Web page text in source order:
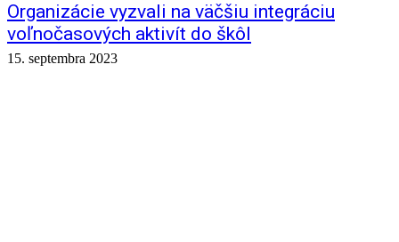
Organizácie vyzvali na väčšiu integráciu
voľnočasových aktivít do škôl
15. septembra 2023